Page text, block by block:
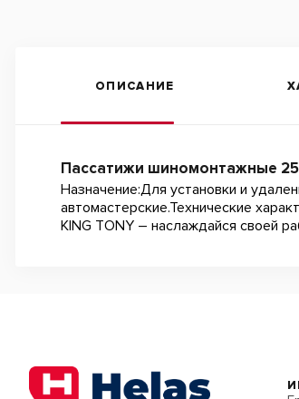
ОПИСАНИЕ
Пассатижи шиномонтажные
Назначение:Для установки и
автомастерские.Технические
KING TONY – наслаждайся своей